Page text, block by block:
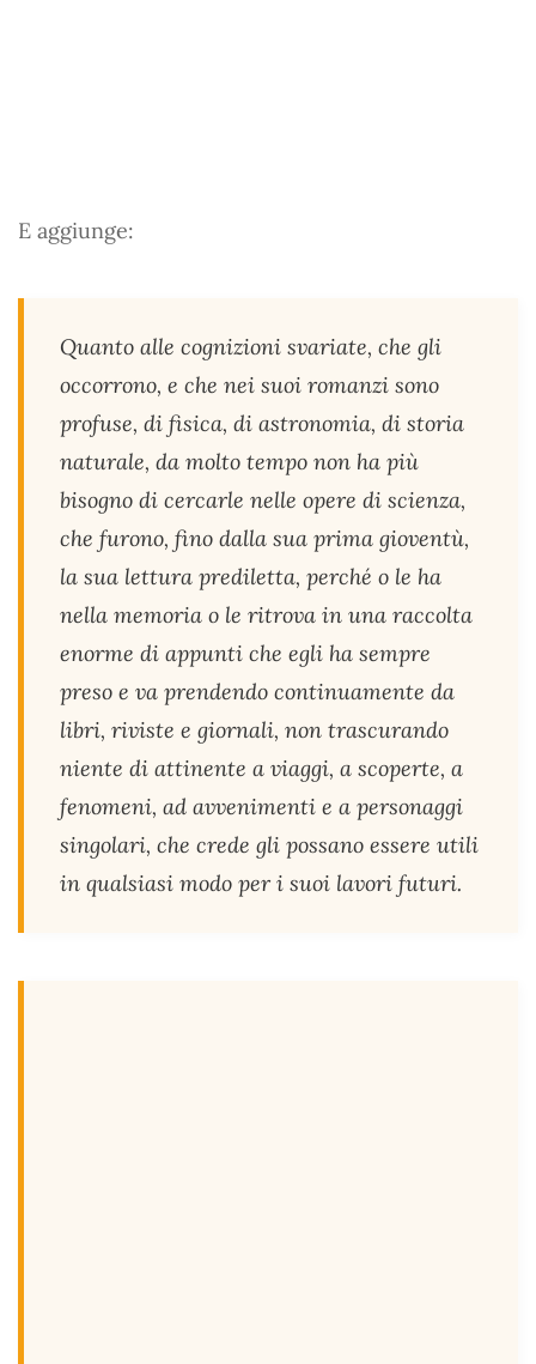
E aggiunge:
Quanto alle cognizioni svariate, che gli
occorrono, e che nei suoi romanzi sono
profuse, di fisica, di astronomia, di storia
naturale, da molto tempo non ha più
bisogno di cercarle nelle opere di scienza,
che furono, fino dalla sua prima gioventù,
la sua lettura prediletta, perché o le ha
nella memoria o le ritrova in una raccolta
enorme di appunti che egli ha sempre
preso e va prendendo continuamente da
libri, riviste e giornali, non trascurando
niente di attinente a viaggi, a scoperte, a
fenomeni, ad avvenimenti e a personaggi
singolari, che crede gli possano essere utili
in qualsiasi modo per i suoi lavori futuri.